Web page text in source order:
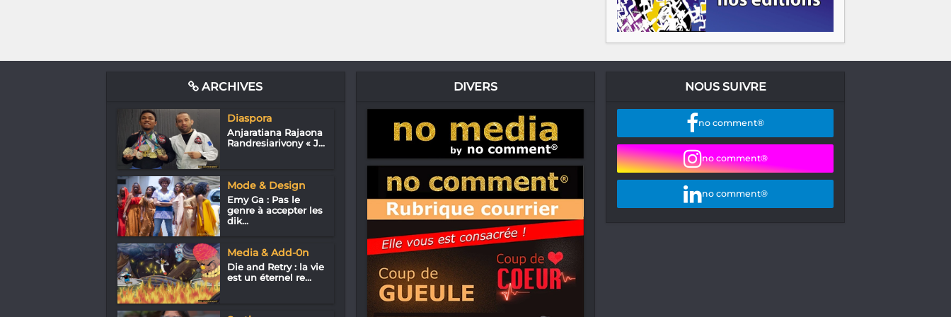
ARCHIVES
Diaspora
Anjaratiana Rajaona
Randresiarivony « J...
Mode & Design
Emy Ga : Pas le
genre à accepter les
dik...
Media & Add-0n
Die and Retry : la vie
est un éternel re...
DIVERS NOUS SUIVRE
no comment®
no comment®
no comment®